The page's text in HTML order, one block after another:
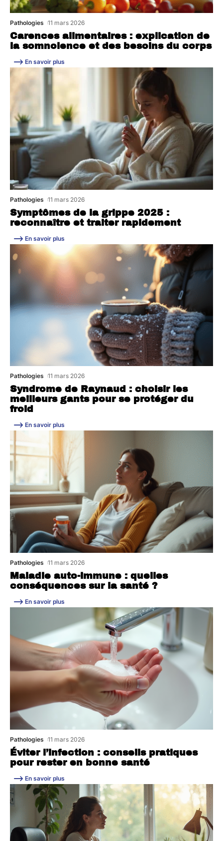
Carences alimentaires : explication de
la somnolence et des besoins du corps
Pathologies 11 mars 2026
En savoir plus
Symptômes de la grippe 2025 :
reconnaître et traiter rapidement
Pathologies 11 mars 2026
En savoir plus
Syndrome de Raynaud : choisir les
meilleurs gants pour se protéger du
froid
Pathologies 11 mars 2026
En savoir plus
Maladie auto-immune : quelles
conséquences sur la santé ?
Pathologies 11 mars 2026
En savoir plus
Éviter l’infection : conseils pratiques
pour rester en bonne santé
Pathologies 11 mars 2026
En savoir plus